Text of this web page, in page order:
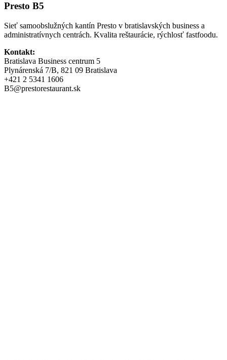
Presto B5
Sieť samoobslužných kantín Presto v bratislavských business a
administratívnych centrách. Kvalita reštaurácie, rýchlosť fastfoodu.
Kontakt:
Bratislava Business centrum 5
Plynárenská 7/B, 821 09 Bratislava
+421 2 5341 1606
B5@prestorestaurant.sk